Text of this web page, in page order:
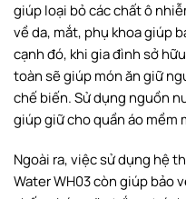
giúp loại bỏ các chất ô
về da, mắt, phụ khoa giúp
cạnh đó, khi gia đình sở
toàn sẽ giúp món ăn giữ
chế biến. Sử dụng nguồn
giúp giữ cho quần áo mềm
Ngoài ra, việc sử dụng hệ
Water WH03 còn giúp bảo